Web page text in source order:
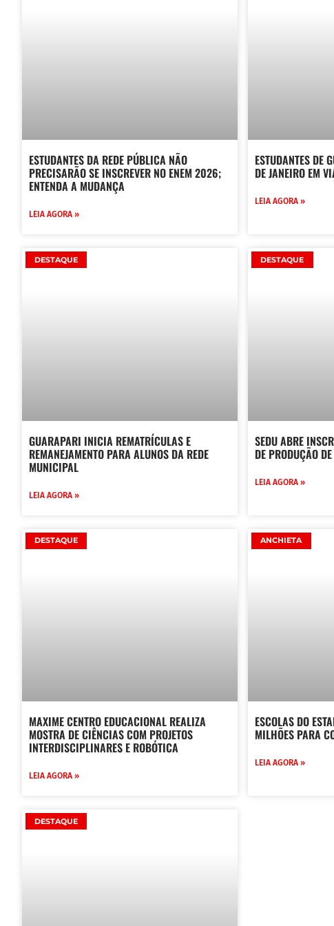
ESTUDANTES DA REDE PÚBLICA NÃO
PRECISARÃO SE INSCREVER NO ENEM 2026;
ENTENDA A MUDANÇA
LEIA AGORA »
ESTUDANTES DE
DE JANEIRO EM
LEIA AGORA »
DESTAQUE
GUARAPARI INICIA REMATRÍCULAS E
REMANEJAMENTO PARA ALUNOS DA REDE
MUNICIPAL
LEIA AGORA »
DESTAQUE
SEDU ABRE
DE PRODUÇÃO
LEIA AGORA »
DESTAQUE
MAXIME CENTRO EDUCACIONAL REALIZA
MOSTRA DE CIÊNCIAS COM PROJETOS
INTERDISCIPLINARES E ROBÓTICA
LEIA AGORA »
ANCHIETA
ESCOLAS DO
MILHÕES PARA
LEIA AGORA »
DESTAQUE